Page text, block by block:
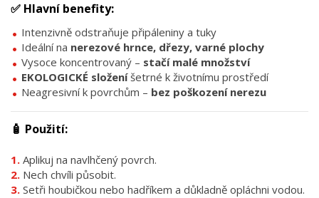
✅ Hlavní benefity:
Intenzivně odstraňuje připáleniny a tuky
Ideální na nerezové hrnce, dřezy, varné plochy
Vysoce koncentrovaný – stačí malé množství
EKOLOGICKÉ složeníšetrné k životnímu prostředí
Neagresivní k povrchům – bez poškození nerezu
🧴 Použití:
Aplikuj na navlhčený povrch.
Nech chvíli působit.
Setři houbičkou nebo hadříkem a důkladně opláchni vodou.